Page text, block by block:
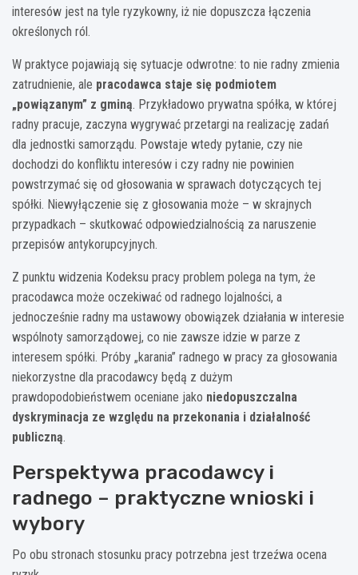
interesów jest na tyle ryzykowny, iż nie dopuszcza łączenia
określonych ról.
W praktyce pojawiają się sytuacje odwrotne: to nie radny zmienia
zatrudnienie, ale pracodawca staje się podmiotem
„powiązanym” z gminą. Przykładowo prywatna spółka, w której
radny pracuje, zaczyna wygrywać przetargi na realizację zadań
dla jednostki samorządu. Powstaje wtedy pytanie, czy nie
dochodzi do konfliktu interesów i czy radny nie powinien
powstrzymać się od głosowania w sprawach dotyczących tej
spółki. Niewyłączenie się z głosowania może – w skrajnych
przypadkach – skutkować odpowiedzialnością za naruszenie
przepisów antykorupcyjnych.
Z punktu widzenia Kodeksu pracy problem polega na tym, że
pracodawca może oczekiwać od radnego lojalności, a
jednocześnie radny ma ustawowy obowiązek działania w interesie
wspólnoty samorządowej, co nie zawsze idzie w parze z
interesem spółki. Próby „karania” radnego w pracy za głosowania
niekorzystne dla pracodawcy będą z dużym
prawdopodobieństwem oceniane jako niedopuszczalna
dyskryminacja ze względu na przekonania i działalność
publiczną.
Perspektywa pracodawcy i
radnego – praktyczne wnioski i
wybory
Po obu stronach stosunku pracy potrzebna jest trzeźwa ocena